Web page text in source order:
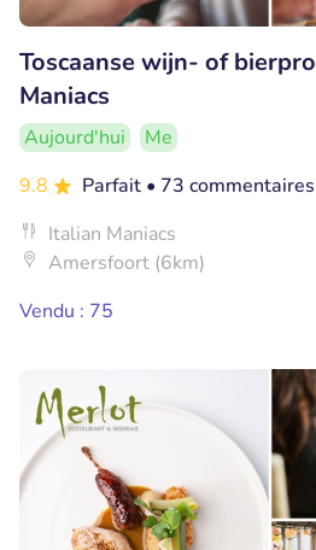
Toscaanse wijn- of
Maniacs
Aujourd'hui
Me
9.8
Parfait • 73 commentaires
Italian Maniacs
Amersfoort (6km)
Vendu : 75